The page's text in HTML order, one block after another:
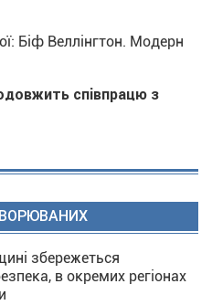
Біф Веллінгтон. Модерн
співпрацю з
збережеться
в окремих регіонах